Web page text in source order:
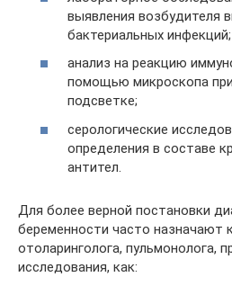
выявления возбудителя
бактериальных инфекций;
анализ на реакцию
помощью микроскопа
подсветке;
серологические
определения в составе
антител.
Для более верной постановки
беременности часто назначают
отоларинголога, пульмонолога,
исследования, как: